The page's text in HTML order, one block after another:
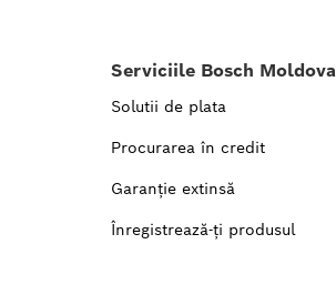
Serviciile Bosch Moldova
Solutii de plata
Procurarea în credit
Garanție extinsă
Înregistrează-ți produsul